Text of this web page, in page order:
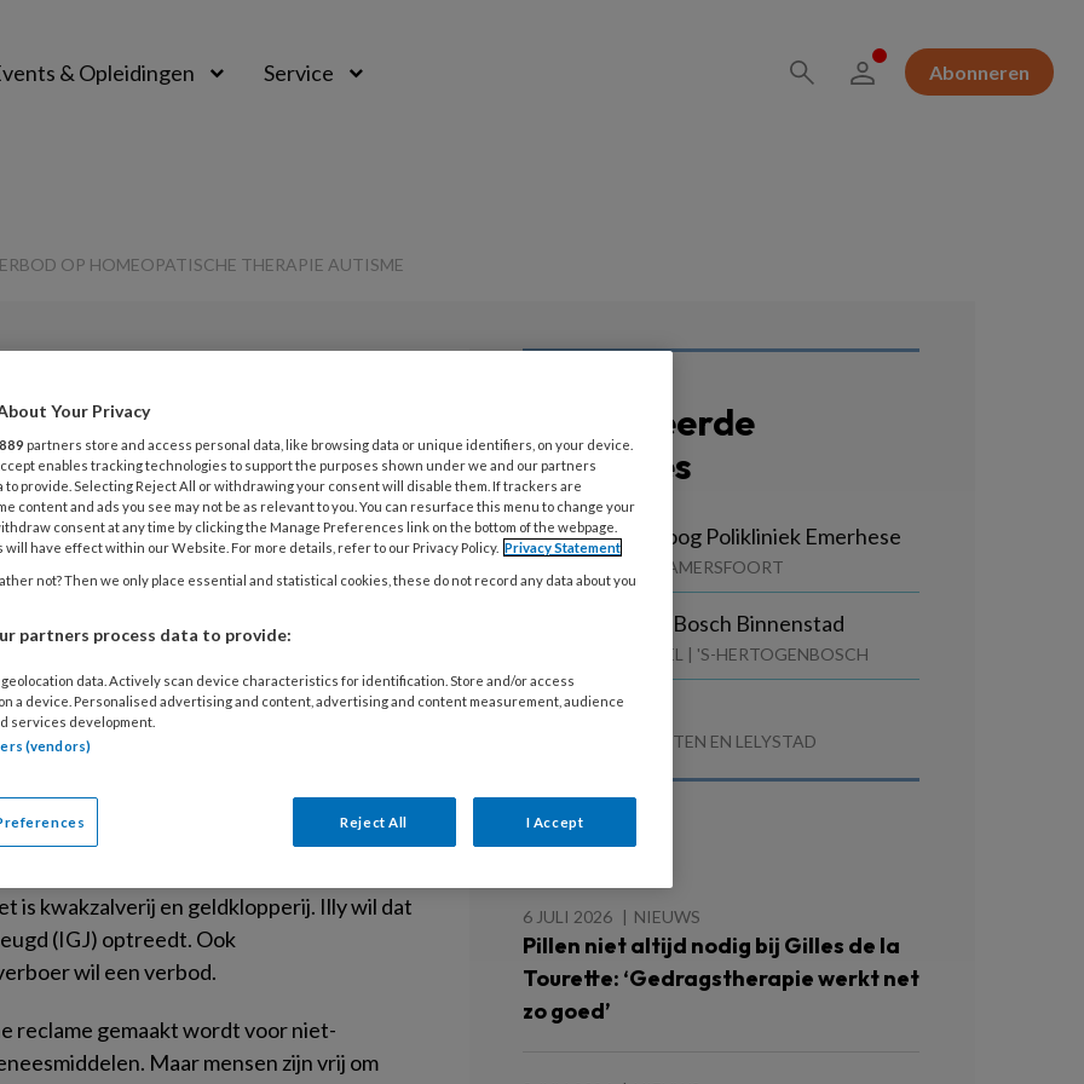
& Opleidingen Service Abonneren
OP HOMEOPATISCHE THERAPIE AUTISME
Opslaan
verbod op
therapie
kinderen jaarlijks een homeopatische
autisme. Zo blijkt uit onderzoek van het
is CEASE-therapie (Complete
Kindergeneeskundige Károly Illy
is geen medicijn tegen autisme en
is kwakzalverij en geldklopperij. Illy wil dat
(IGJ) optreedt. Ook
wil een verbod.
reclame gemaakt wordt voor niet-
Maar mensen zijn vrij om
Gerelateerde
vacatures
Masterpsycholoog Polikliniek Emerhese
GGZ CENTRAAL | AMERSFOORT
Psychiater Den Bosch Binnenstad
REINIER VAN ARKEL | 'S-HERTOGENBOSCH
GZ–psycholoog
COLORIET | DRONTEN EN LELYSTAD
Lees ook
6 JULI 2026 NIEUWS
Pillen niet altijd nodig bij Gilles de la
Tourette: ‘Gedragstherapie werkt net
zo goed’
Your Privacy
889 partners store and access personal data, like browsing data or unique identifiers, on your device.
enables tracking technologies to support the purposes shown under we and our partners
to provide. Selecting Reject All or withdrawing your consent will disable them. If trackers are
content and ads you see may not be as relevant to you. You can resurface this menu to change your
consent at any time by clicking the Manage Preferences link on the bottom of the webpage.
will have effect within our Website. For more details, refer to our Privacy Policy. Privacy Statement
not? Then we only place essential and statistical cookies, these do not record any data about you
partners process data to provide:
data. Actively scan device characteristics for identification. Store and/or access
a device. Personalised advertising and content, advertising and content measurement, audience
services development.
(vendors)
Reject All I Accept